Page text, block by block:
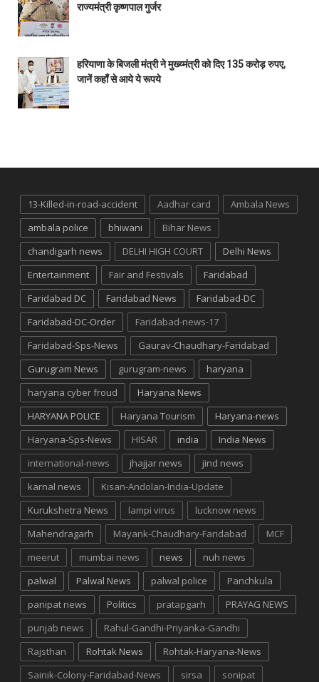
राज्यमंत्री कृष्णपाल गुर्जर
हरियाणा के बिजली मंत्री ने मुख्य्मंत्री को दिए 135 करोड़ रुपए,
जानें कहाँ से आये ये रूपये
13-Killed-in-road-accident Aadhar card
Ambala News
ambala police
bhiwani
Bihar News
chandigarh news
DELHI HIGH COURT
Delhi News
Entertainment
Fair and Festivals
Faridabad
Faridabad DC
Faridabad News
Faridabad-DC
Faridabad-DC-Order
Faridabad-news-17
Faridabad-Sps-News
Gaurav-Chaudhary-Faridabad
Gurugram News
gurugram-news
haryana
haryana cyber froud
Haryana News
HARYANA POLICE
Haryana Tourism
Haryana-news
Haryana-Sps-News
HISAR india
India News
international-news
jhajjar news
jind news
karnal news
Kisan-Andolan-India-Update
Kurukshetra News
lampi virus
lucknow news
Mahendragarh
Mayank-Chaudhary-Faridabad
MCF
meerut
mumbai news news
nuh news
palwal
Palwal News palwal police
Panchkula
panipat news
Politics pratapgarh
PRAYAG NEWS
punjab news
Rahul-Gandhi-Priyanka-Gandhi
Rajsthan
Rohtak News
Rohtak-Haryana-News
Sainik-Colony-Faridabad-News
sirsa sonipat